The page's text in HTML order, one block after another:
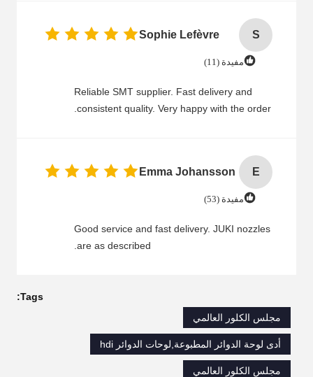
S
Sophie Lefèvre
مفيدة (11)
Reliable SMT supplier. Fast delivery and
consistent quality. Very happy with the order.
E
Emma Johansson
مفيدة (53)
Good service and fast delivery. JUKI nozzles
are as described.
Tags:
مجلس الكلور العالمي
أدى لوحة الدوائر المطبوعة,لوحات الدوائر hdi
مجلس الكلور العالمي